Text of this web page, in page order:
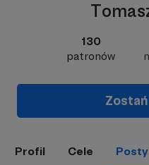
130
patronów
Profil Cele Posty